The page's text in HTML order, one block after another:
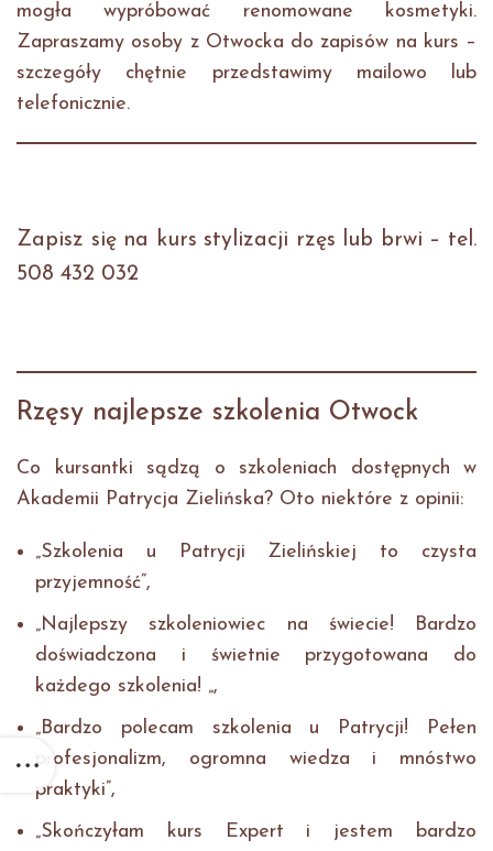
mogła wypróbować renomowane kosmetyki.
Zapraszamy osoby z Otwocka do zapisów na kurs –
szczegóły chętnie przedstawimy mailowo lub
telefonicznie.
Zapisz się na kurs stylizacji rzęs lub brwi – tel.
508 432 032
Rzęsy najlepsze szkolenia Otwock
Co kursantki sądzą o szkoleniach dostępnych w
Akademii Patrycja Zielińska? Oto niektóre z opinii:
„Szkolenia u Patrycji Zielińskiej to czysta
przyjemność”,
„Najlepszy szkoleniowiec na świecie! Bardzo
doświadczona i świetnie przygotowana do
każdego szkolenia! „,
„Bardzo polecam szkolenia u Patrycji! Pełen
profesjonalizm, ogromna wiedza i mnóstwo
praktyki”,
„Skończyłam kurs Expert i jestem bardzo